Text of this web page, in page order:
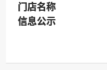
门店名称
门店名称
信息公示
信息公示